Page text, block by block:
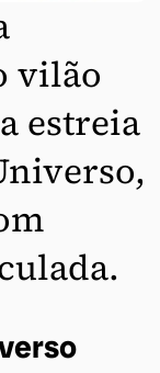
vilão
estreia